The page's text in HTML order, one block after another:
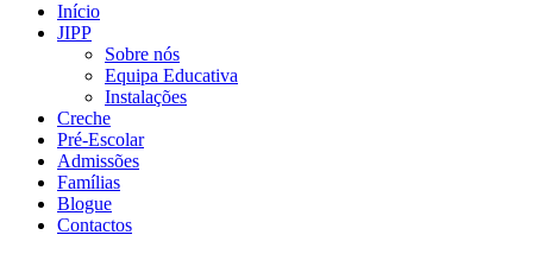
Início
JIPP
Sobre nós
Equipa Educativa
Instalações
Creche
Pré-Escolar
Admissões
Famílias
Blogue
Contactos